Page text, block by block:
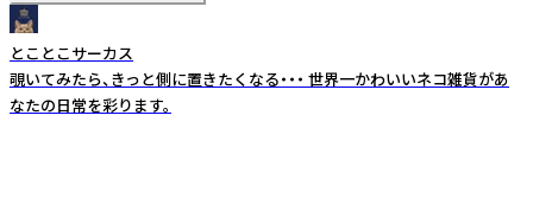
とことこサーカス
覗いてみたら、きっと側に置きたくなる・・・ 世界一かわいいネコ雑貨があ
なたの日常を彩ります。